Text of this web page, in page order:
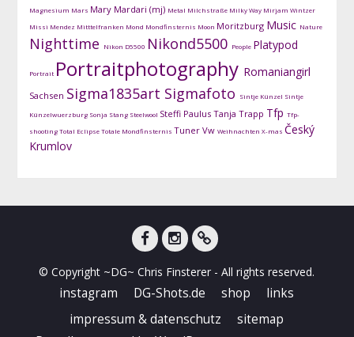
Magnesium Mars Mary Mardari (mj) Metal Milchstraße Milky Way Mirjam Wintzer
Missi Mendez Mitttelfranken Mond Mondfinsternis Moon Moritzburg Music Nature
Nighttime Nikon D5500 Nikond5500 People Platypod
Portrait Portraitphotography Romaniangirl
Sachsen Sigma1835art Sigmafoto Sintje Künzel Sintje
Künzelwuerzburg Sonja Stang Steelwool Steffi Paulus Tanja Trapp Tfp Tfp-
shootingTotal EclipseTotale Mondfinsternis Tuner Vw Weihnachten X-mas Český
Krumlov
© Copyright ~DG~ Chris Finsterer - All rights reserved.
instagram DG-Shots.de shop
links
impressum & datenschutz
sitemap